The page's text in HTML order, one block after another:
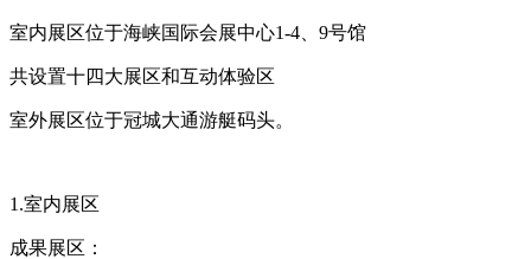
室内展区位于海峡国际会展中心1-4、9号馆
共设置十四大展区和互动体验区
室外展区位于冠城大通游艇码头。
1.室内展区
成果展区：